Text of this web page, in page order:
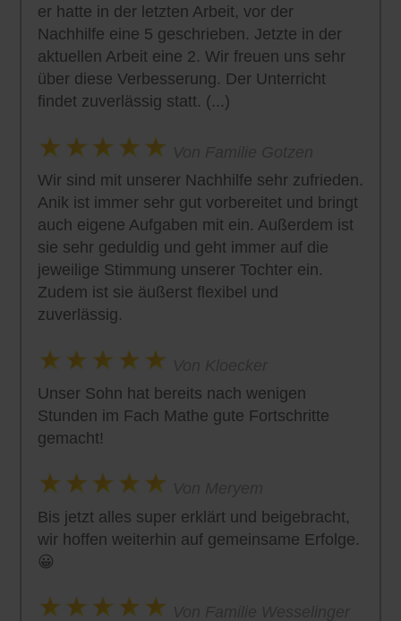
er hatte in der letzten Arbeit, vor der
Nachhilfe eine 5 geschrieben. Jetzte in der
aktuellen Arbeit eine 2. Wir freuen uns sehr
über diese Verbesserung. Der Unterricht
findet zuverlässig statt. (...)
Wir sind mit unserer Nachhilfe sehr zufrieden.
Anik ist immer sehr gut vorbereitet und bringt
auch eigene Aufgaben mit ein. Außerdem ist
sie sehr geduldig und geht immer auf die
jeweilige Stimmung unserer Tochter ein.
Zudem ist sie äußerst flexibel und
zuverlässig.
Unser Sohn hat bereits nach wenigen
Stunden im Fach Mathe gute Fortschritte
gemacht!
Bis jetzt alles super erklärt und beigebracht,
wir hoffen weiterhin auf gemeinsame Erfolge.
😀